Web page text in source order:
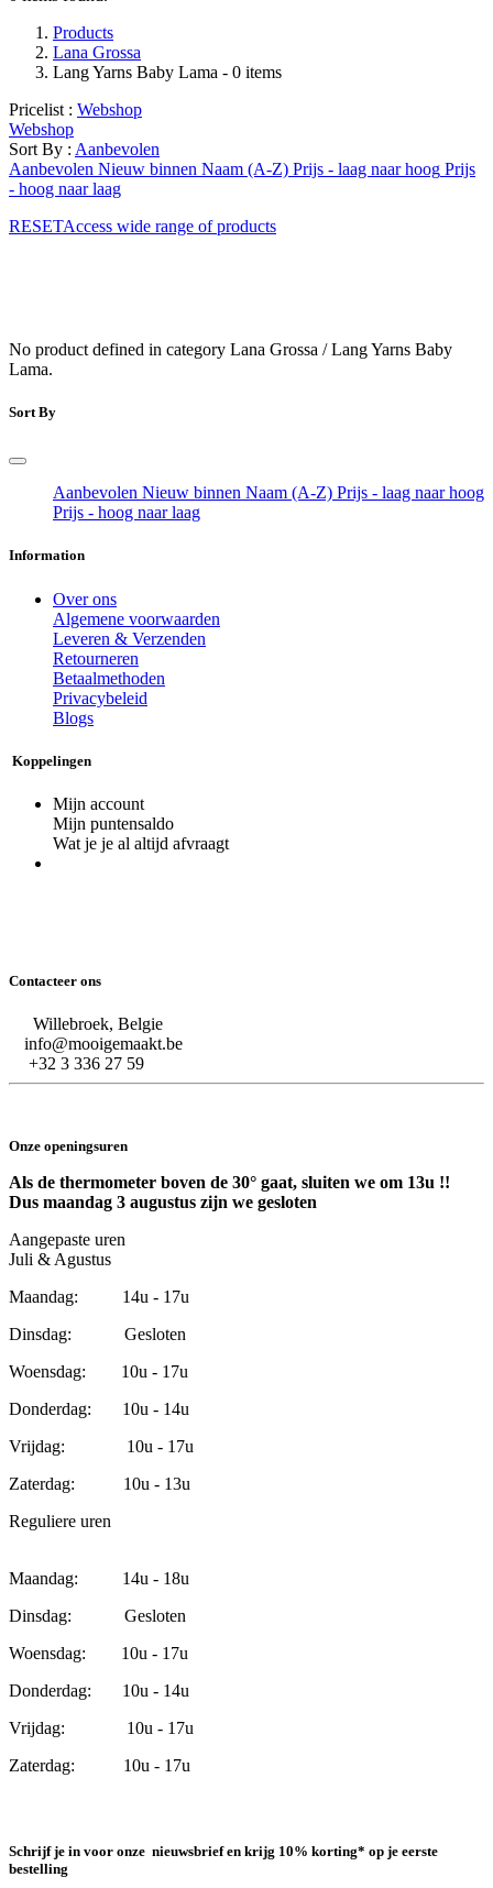
Products
Lana Grossa
Lang Yarns Baby Lama - 0 items
Pricelist : Webshop
Webshop
Sort By : Aanbevolen
Aanbevolen Nieuw binnen Naam (A-Z) Prijs - laag naar hoog Prijs
- hoog naar laag
RESETAccess wide range of products
No product defined in category Lana Grossa / Lang Yarns Baby
Lama.
Sort By
Aanbevolen Nieuw binnen Naam (A-Z) Prijs - laag naar hoog
Prijs - hoog naar laag
Information
Over ons
Algemene voorwaarden
Leveren & Verzenden
Retourneren
Betaalmethoden
Privacybeleid
Blogs
Koppelingen
Mijn account
Mijn puntensaldo
Wat je je al altijd afvraagt
Contacteer ons
Willebroek, Belgie
info@mooigemaakt.be
+32 3 336 27 59
Onze openingsuren
Als de thermometer boven de 30° gaat, sluiten we om 13u !!
Dus maandag 3 augustus zijn we gesloten
Aangepaste uren
Juli & Agustus
Maandag: 14u - 17u
Dinsdag: Gesloten
Woensdag: 10u - 17u
Donderdag: 10u - 14u
Vrijdag: 10u - 17u
Zaterdag: 10u - 13u
Reguliere uren
Maandag: 14u - 18u
Dinsdag: Gesloten
Woensdag: 10u - 17u
Donderdag: 10u - 14u
Vrijdag: 10u - 17u
Zaterdag: 10u - 17u
Schrijf je in voor onze nieuwsbrief en krijg 10% korting* op je eerste
bestelling